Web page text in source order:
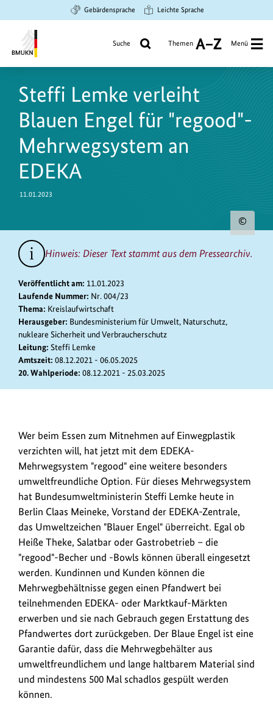
Hauptinhalt
springen
Suche
springen
Hauptnavigation
springen
Gebärdensprache Leichte Sprache
Umwelt,
Naturschutz
und
nukleare
Sicherheit
Suche Themen
A
Z
Menü
Steffi Lemke verleiht
Blauen Engel für "regood"-
Mehrwegsystem an
EDEKA
11.01.2023
zum
Hinweis: Dieser Text stammt aus dem Pressearchiv.
Veröffentlicht am: 11.01.2023
Laufende Nummer: Nr. 004/23
Thema: Kreislaufwirtschaft
Herausgeber: Bundesministerium für Umwelt, Naturschutz,
nukleare Sicherheit und Verbraucherschutz
Leitung: Steffi Lemke
Amtszeit: 08.12.2021 - 06.05.2025
20. Wahlperiode: 08.12.2021 - 25.03.2025
Das
EDEKA-
Mehrwegsystem
"regood"
wurde
mit
dem
Umweltzeichen
"Blauer
Engel"
ausgezeichnet.
Egal
ob
Heiße
Theke,
Salatbar
oder
Gastrobetrieb
–
Wer beim Essen zum Mitnehmen auf Einwegplastik
verzichten will, hat jetzt mit dem EDEKA-
Mehrwegsystem "regood" eine weitere besonders
umweltfreundliche Option. Für dieses Mehrwegsystem
hat Bundesumweltministerin Steffi Lemke heute in
Berlin Claas Meineke, Vorstand der EDEKA-Zentrale,
das Umweltzeichen "Blauer Engel" überreicht. Egal ob
Heiße Theke, Salatbar oder Gastrobetrieb – die
"regood"-Becher und -Bowls können überall eingesetzt
werden. Kundinnen und Kunden können die
Mehrwegbehältnisse gegen einen Pfandwert bei
teilnehmenden EDEKA- oder Marktkauf-Märkten
erwerben und sie nach Gebrauch gegen Erstattung des
Pfandwertes dort zurückgeben. Der Blaue Engel ist eine
Garantie dafür, dass die Mehrwegbehälter aus
umweltfreundlichem und lange haltbarem Material sind
und mindestens 500 Mal schadlos gespült werden
können.